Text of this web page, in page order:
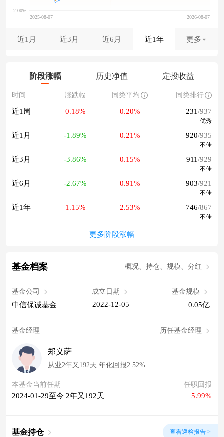
近1月 近3月 近6月 近1年 更多
阶段涨幅 历史净值 定投收益
时间 涨跌幅 同类平均 同类排行
近1周 0.18% 0.20% 231/937
优秀
近1月 -1.89% 0.21% 920/935
不佳
近3月 -3.86% 0.15% 911/929
不佳
近6月 -2.67% 0.91% 903/921
不佳
近1年 1.15% 2.53% 746/867
不佳
更多阶段涨幅
基金档案 概况、持仓、规模、分红
基金公司
中信保诚基金
成立日期
2022-12-05
基金规模
0.05亿
基金经理 历任基金经理
郑义萨
从业2年又192天 年化回报2.52%
本基金当前任期
2024-01-29至今 2年又192天
任职回报
5.99%
基金持仓 查看巡检报告 >